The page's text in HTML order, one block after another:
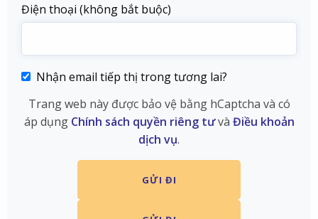
Điện thoại (không bắt buộc)
Nhận email tiếp thị trong tương lai?
Trang web này được bảo vệ bằng hCaptcha và có
áp dụng Chính sách quyền riêng tưvà Điều khoản
dịch vụ.